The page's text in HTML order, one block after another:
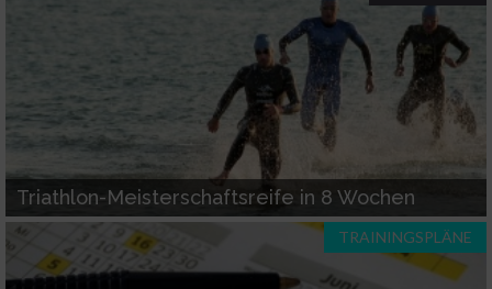
Triathlon-Meisterschaftsreife in 8 Wochen
TRAININGSPLÄNE
Verwendung reduzierter Daten zur Auswahl
Erstellung von Profilen für personalisierte
Werbung
Verwendung von Profilen zur Auswahl
personalisierter Werbung
Erstellung von Profilen zur Personalisierung
von Inhalten